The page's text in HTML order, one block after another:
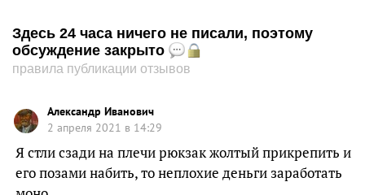
Здесь 24 часа ничего не писали, поэтому
обсуждение закрыто
правила публикации отзывов
Александр Иванович
2 апреля 2021 в 14:29
Я стли сзади на плечи рюкзак жолтый прикрепить и
его позами набить, то неплохие деньги заработать